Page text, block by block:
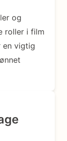
og
roller i film
en vigtig